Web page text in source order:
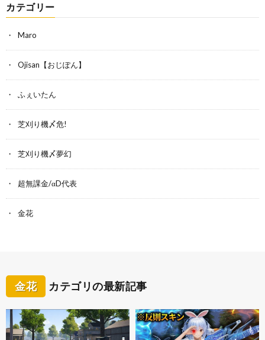
カテゴリー
Maro
Ojisan【おじぽん】
ふぇいたん
芝刈り機〆危!
芝刈り機〆夢幻
超無課金/αD代表
金花
金花 カテゴリの最新記事